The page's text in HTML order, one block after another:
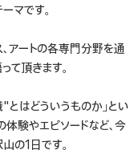
マです。
アートの各専門分野を通
て頂きます。
はどういうものか」とい
体験やエピソードなど、今
の1日です。